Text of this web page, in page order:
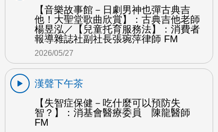
【音樂故事館－日劇男神也彈古典吉
他！大聖堂歌曲欣賞】：古典吉他老師
楊昱泓／【兒童托育服務法】：消費者
報導雜誌社副社長張琬萍律師 FM
2026/05/27
漢聲下午茶
【失智症保健－吃什麼可以預防失
智？】：消基會醫療委員 陳龍醫師
FM